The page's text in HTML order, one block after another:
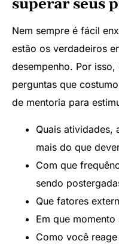
superar seus
Nem sempre é fácil
estão os verdadeiros
desempenho. Por
perguntas que
de mentoria para
Quais atividades,
mais do que
Com que
sendo
Que fatores
Em que
Como você